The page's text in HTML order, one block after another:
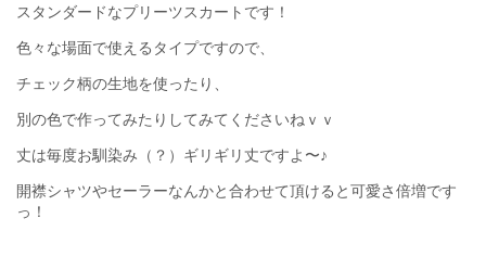
スタンダードなプリーツスカートです！
色々な場面で使えるタイプですので、
チェック柄の生地を使ったり、
別の色で作ってみたりしてみてくださいねｖｖ
丈は毎度お馴染み（？）ギリギリ丈ですよ〜♪
開襟シャツやセーラーなんかと合わせて頂けると可愛さ倍増です
っ！